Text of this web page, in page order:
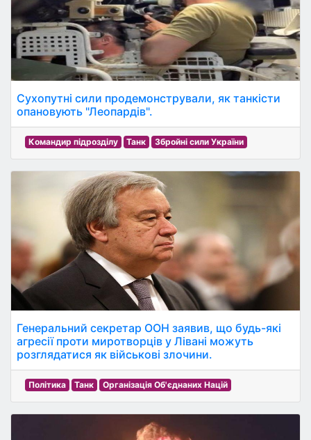
Сухопутні сили продемонстрували, як танкісти
опановують "Леопардів".
Командир підрозділу Танк Збройні сили України
Генеральний секретар ООН заявив, що будь-які
агресії проти миротворців у Лівані можуть
розглядатися як військові злочини.
Політика Танк Організація Об'єднаних Націй